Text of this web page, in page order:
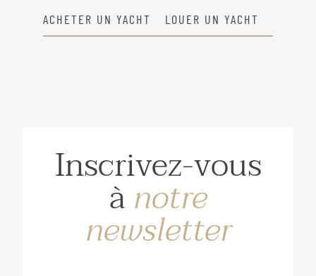
ACHETER UN YACHT LOUER UN YACHT
Inscrivez-vous
ànotre
newsletter